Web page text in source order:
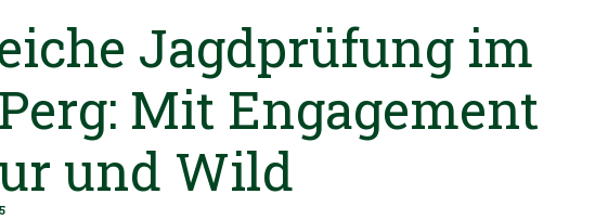
Jagdprüfung im
Mit Engagement
und Wild